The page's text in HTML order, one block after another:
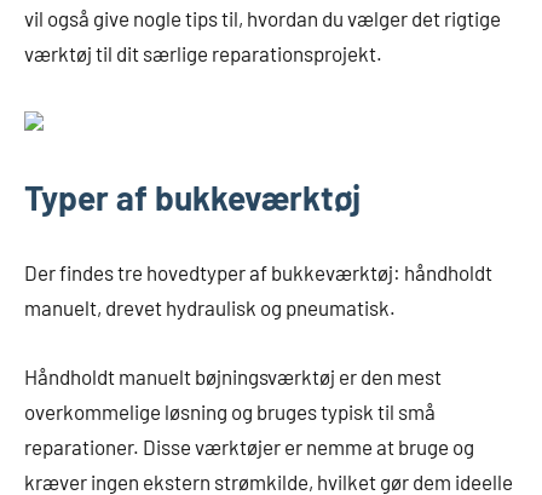
vil også give nogle tips til, hvordan du vælger det rigtige
værktøj til dit særlige reparationsprojekt.
Typer af bukkeværktøj
Der findes tre hovedtyper af bukkeværktøj: håndholdt
manuelt, drevet hydraulisk og pneumatisk.
Håndholdt manuelt bøjningsværktøj er den mest
overkommelige løsning og bruges typisk til små
reparationer. Disse værktøjer er nemme at bruge og
kræver ingen ekstern strømkilde, hvilket gør dem ideelle